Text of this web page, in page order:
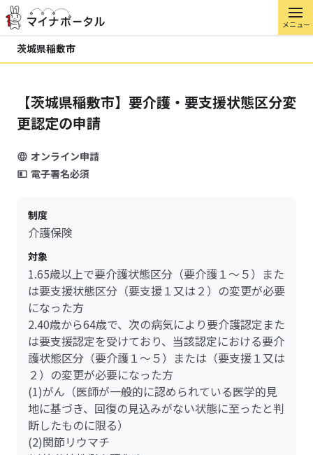
メニュー
茨城県稲敷市
【茨城県稲敷市】要介護・要支援状態区分変
更認定の申請
オンライン申請
電子署名必須
制度
介護保険
対象
1.65歳以上で要介護状態区分（要介護１～５）また
は要支援状態区分（要支援１又は２）の変更が必要
になった方
2.40歳から64歳で、次の病気により要介護認定また
は要支援認定を受けており、当該認定における要介
護状態区分（要介護１～５）または（要支援１又は
２）の変更が必要になった方
(1)がん（医師が一般的に認められている医学的見
地に基づき、回復の見込みがない状態に至ったと判
断したものに限る）
(2)関節リウマチ